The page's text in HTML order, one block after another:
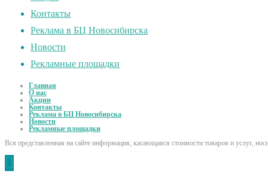
Контакты
Реклама в БЦ Новосибирска
Новости
Рекламные площадки
Главная
О нас
Акции
Контакты
Реклама в БЦ Новосибирска
Новости
Рекламные площадки
Вся представленная на сайте информация, касающаяся стоимости товаров и услуг,